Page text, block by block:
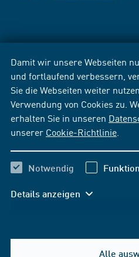
Damit wir unsere Webseiten
und fortlaufend verbessern,
Sie die Webseiten weiter
Verwendung von Cookies zu.
erhalten Sie in unseren
unserer Cookie-Richtlinie
Notwendig
Details anzeigen
Alle